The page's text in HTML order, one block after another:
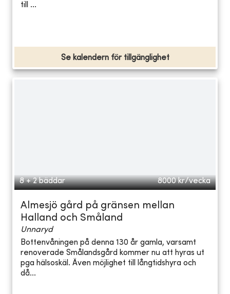
till ...
Se kalendern för tillgänglighet
8 + 2 bäddar 8000 kr/vecka
Almesjö gård på gränsen mellan
Halland och Småland
Unnaryd
Bottenvåningen på denna 130 år gamla, varsamt
renoverade Smålandsgård kommer nu att hyras ut
pga hälsoskäl. Även möjlighet till långtidshyra och
då...